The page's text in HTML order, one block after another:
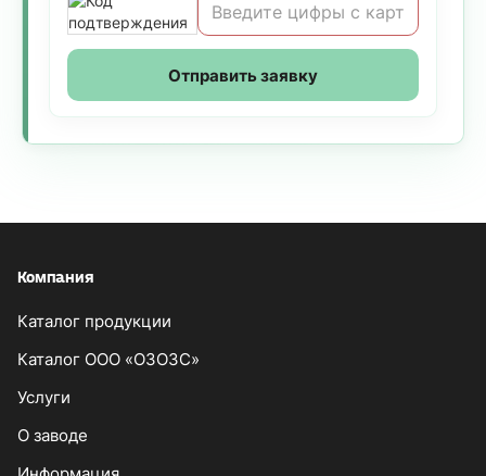
Отправить заявку
Компания
Каталог продукции
Каталог ООО «ОЗОЗС»
Услуги
О заводе